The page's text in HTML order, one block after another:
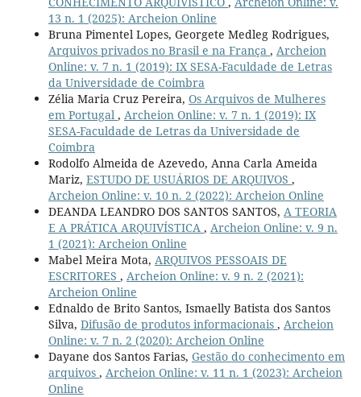
13 n. 1 (2025): Archeion Online
Bruna Pimentel Lopes, Georgete Medleg Rodrigues,
Arquivos privados no Brasil e na França , Archeion
Online: v. 7 n. 1 (2019): IX SESA-Faculdade de Letras
da Universidade de Coimbra
Zélia Maria Cruz Pereira, Os Arquivos de Mulheres
em Portugal , Archeion Online: v. 7 n. 1 (2019): IX
SESA-Faculdade de Letras da Universidade de
Coimbra
Rodolfo Almeida de Azevedo, Anna Carla Ameida
Mariz, ESTUDO DE USUÁRIOS DE ARQUIVOS ,
Archeion Online: v. 10 n. 2 (2022): Archeion Online
DEANDA LEANDRO DOS SANTOS SANTOS, A TEORIA
E A PRÁTICA ARQUIVÍSTICA , Archeion Online: v. 9 n.
1 (2021): Archeion Online
Mabel Meira Mota, ARQUIVOS PESSOAIS DE
ESCRITORES , Archeion Online: v. 9 n. 2 (2021):
Archeion Online
Ednaldo de Brito Santos, Ismaelly Batista dos Santos
Silva, Difusão de produtos informacionais , Archeion
Online: v. 7 n. 2 (2020): Archeion Online
Dayane dos Santos Farias, Gestão do conhecimento em
arquivos , Archeion Online: v. 11 n. 1 (2023): Archeion
Online